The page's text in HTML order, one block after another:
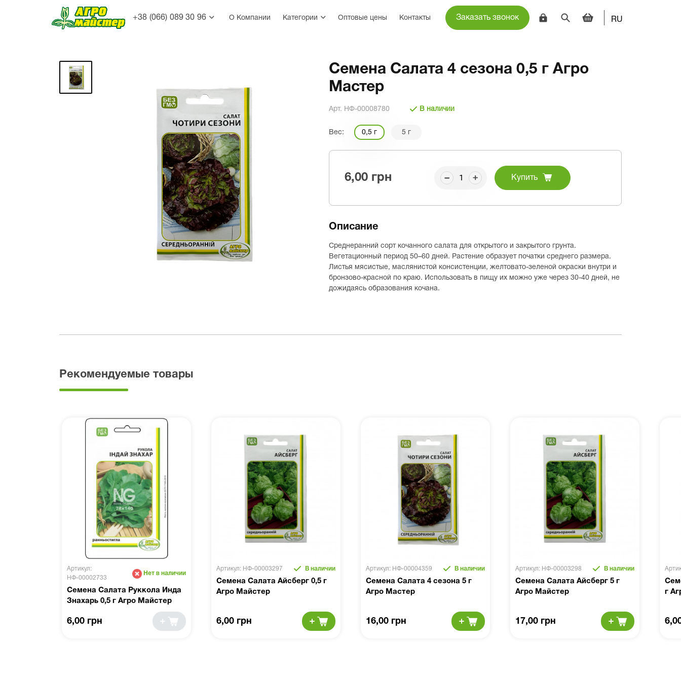
+38 (066) 089 30 96 О Компании Категории Оптовые цены Контакты Заказать звонок RU
Семена Салата 4 сезона 0,5 г Агро
Мастер
Арт. НФ-00008780 В наличии
Вес: 0,5 г 5 г
6,00 грн Купить
Описание
Среднеранний сорт кочанного салата для открытого и закрытого грунта.
Вегетационный период 50–60 дней. Растение образует початки среднего размера.
Листья мясистые, маслянистой консистенции, желтовато-зеленой окраски внутри и
бронзово-красной по краю. Использовать в пищу их можно уже через 30-40 дней, не
дожидаясь образования кочана.
Рекомендуемые товары
Артикул:
НФ-00002733
Нет в наличии
Семена Салата Руккола Инда
Знахарь 0,5 г Агро Майстер
6,00 грн
Артикул: НФ-00003297 В наличии
Семена Салата Айсберг 0,5 г
Агро Майстер
6,00 грн
Артикул: НФ-00004359 В наличии
Семена Салата 4 сезона 5 г
Агро Мастер
16,00 грн
Артикул: НФ-00003298 В наличии
Семена Салата Айсберг 5 г
Агро Майстер
17,00 грн
г